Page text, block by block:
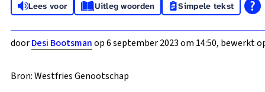
Lees voor Uitleg woorden Simpele tekst
doorDesi Bootsmanop 6 september 2023 om 14:50, bewerkt
Bron: Westfries Genootschap